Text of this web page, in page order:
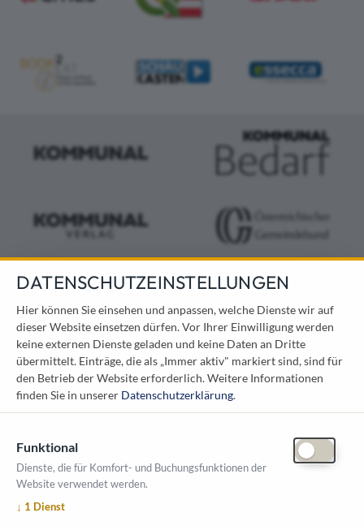
KONTAKT
Österreichischer Kommunal-Verlag GmbH
Löwelstraße 6 / 2. Stock
1010 Wien
messe@kommunal.at
ÖFFNUNGSZEITEN MESSE
DATENSCHUTZEINSTELLUNGEN
Hier können Sie einsehen und anpassen, welche Dienste wir auf
dieser Website einsetzen dürfen. Vor Ihrer Einwilligung werden
keine externen Dienste geladen und keine Daten an Dritte
übermittelt. Einträge, die als „Immer aktiv" markiert sind, sind für
den Betrieb der Website erforderlich.Weitere Informationen
finden Sie in unserer Datenschutzerklärung.
Funktional
Dienste, die für Komfort- und Buchungsfunktionen der
Website verwendet werden.
↓ 1 Dienst